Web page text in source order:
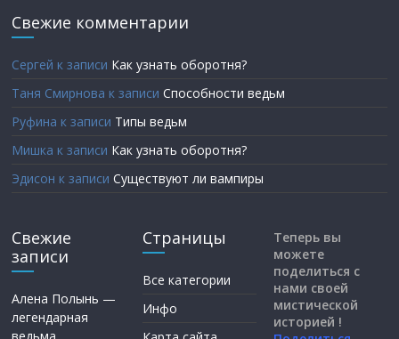
Свежие комментарии
Сергей к записи Как узнать оборотня?
Таня Смирнова к записиСпособности ведьм
Руфина к записи Типы ведьм
Мишка к записи Как узнать оборотня?
Эдисон к записиСуществуют ли вампиры
Свежие
записи
Алена Полынь —
легендарная
ведьма
Страницы
Все категории
Инфо
Теперь вы
можете
поделиться с
нами своей
мистической
историей !